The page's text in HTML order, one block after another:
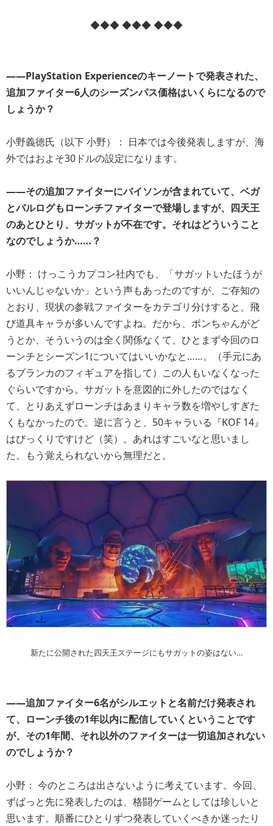
◆◆◆ ◆◆◆ ◆◆◆
――PlayStation Experienceのキーノートで発表された、
追加ファイター6人のシーズンパス価格はいくらになるので
しょうか？
小野義徳氏（以下 小野）： 日本では今後発表しますが、海
外ではおよそ30ドルの設定になります。
――その追加ファイターにバイソンが含まれていて、ベガ
とバルログもローンチファイターで登場しますが、四天王
のあとひとり、サガットが不在です。それはどういうこと
なのでしょうか……？
小野： けっこうカプコン社内でも、「サガットいたほうが
いいんじゃないか」という声もあったのですが、ご存知の
とおり、現状の参戦ファイターをカテゴリ分けすると、飛
び道具キャラが多いんですよね。だから、ボンちゃんがど
うとか、そういうのは全く関係なくて、ひとまず今回のロ
ーンチとシーズン1についてはいいかなと……。（手元にあ
るブランカのフィギュアを指して）この人もいなくなった
ぐらいですから。サガットを意図的に外したのではなく
て、とりあえずローンチはあまりキャラ数を増やしすぎた
くもなかったので。逆に言うと、50キャラいる『KOF 14』
はびっくりですけど（笑）。あれはすごいなと思いまし
た。もう覚えられないから無理だと。
新たに公開された四天王ステージにもサガットの姿はない…
――追加ファイター6名がシルエットと名前だけ発表され
て、ローンチ後の1年以内に配信していくということです
が、その1年間、それ以外のファイターは一切追加されない
のでしょうか？
小野： 今のところは出さないように考えています。今回、
ずばっと先に発表したのは、格闘ゲームとしては珍しいと
思います。順番にひとりずつ発表していくべきか迷ったり